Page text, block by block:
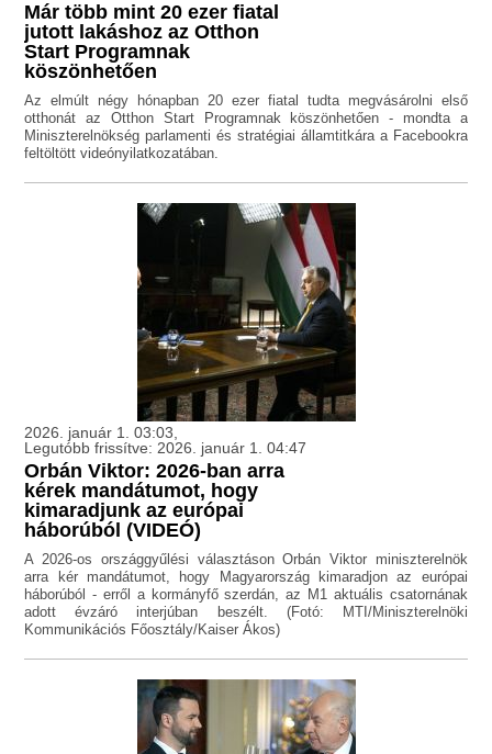
Már több mint 20 ezer fiatal
jutott lakáshoz az Otthon
Start Programnak
köszönhetően
Az elmúlt négy hónapban 20 ezer fiatal tudta megvásárolni első
otthonát az Otthon Start Programnak köszönhetően - mondta a
Miniszterelnökség parlamenti és stratégiai államtitkára a Facebookra
feltöltött videónyilatkozatában.
2026. január 1. 03:03,
Legutóbb frissítve: 2026. január 1. 04:47
Orbán Viktor: 2026-ban arra
kérek mandátumot, hogy
kimaradjunk az európai
háborúból (VIDEÓ)
A 2026-os országgyűlési választáson Orbán Viktor miniszterelnök
arra kér mandátumot, hogy Magyarország kimaradjon az európai
háborúból - erről a kormányfő szerdán, az M1 aktuális csatornának
adott évzáró interjúban beszélt. (Fotó: MTI/Miniszterelnöki
Kommunikációs Főosztály/Kaiser Ákos)